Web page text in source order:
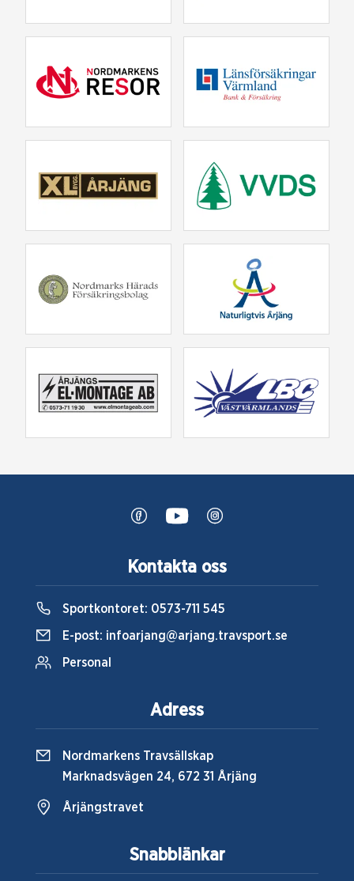
Snabblänkar
Kontakta oss
Sportkontoret: 0573-711 545
E-post: infoarjang@arjang.travsport.se
Personal
Adress
Nordmarkens Travsällskap
Marknadsvägen 24, 672 31 Årjäng
Årjängstravet